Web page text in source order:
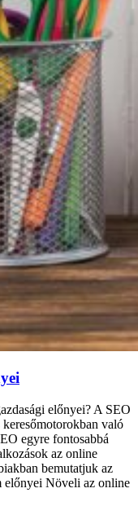
előnyei? A SEO
való
egyre fontosabbá
az online
bemutatjuk az
előnyei Növeli az online